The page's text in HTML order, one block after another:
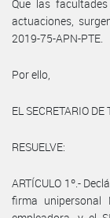
Que las
actuaciones,
2019-75-APN-PTE.
Por ello,
EL SECRETARIO
RESUELVE:
ARTÍCULO 1º.-
firma unipersonal